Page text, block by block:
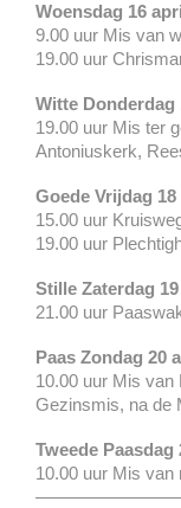
Woensdag 16
9.00 uur Mis van
19.00 uur
Witte Donderdag
19.00 uur Mis ter
Antoniuskerk,
Goede Vrijdag 18
15.00 uur
19.00 uur
Stille Zaterdag
21.00 uur
Paas Zondag 20
10.00 uur Mis van
Gezinsmis, na de
Tweede Paasdag
10.00 uur Mis van